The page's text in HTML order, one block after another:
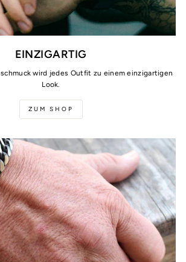
EINZIGARTIG
wird jedes Outfit zu einem einzigartigen
Look.
ZUM SHOP